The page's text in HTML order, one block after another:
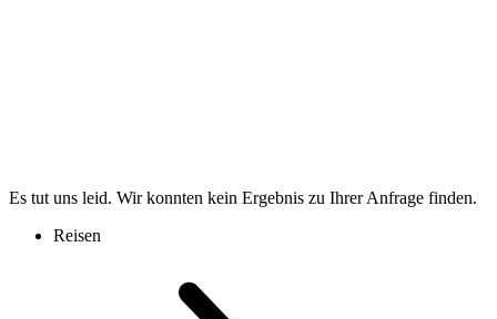
Es tut uns leid. Wir konnten kein Ergebnis zu Ihrer Anfrage finden.
Reisen